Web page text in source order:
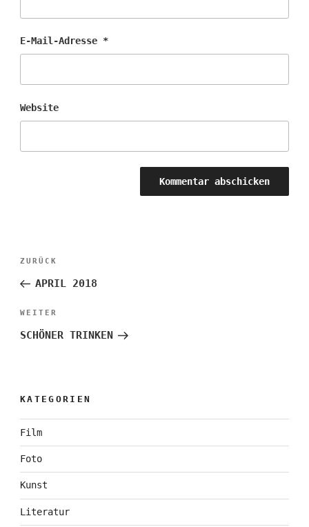
E-Mail-Adresse *
Website
Beitragsnavigation
Vorheriger
Beitrag
ZURÜCK
APRIL 2018
Nächster
Beitrag
WEITER
SCHÖNER TRINKEN
KATEGORIEN
Film
Foto
Kunst
Literatur